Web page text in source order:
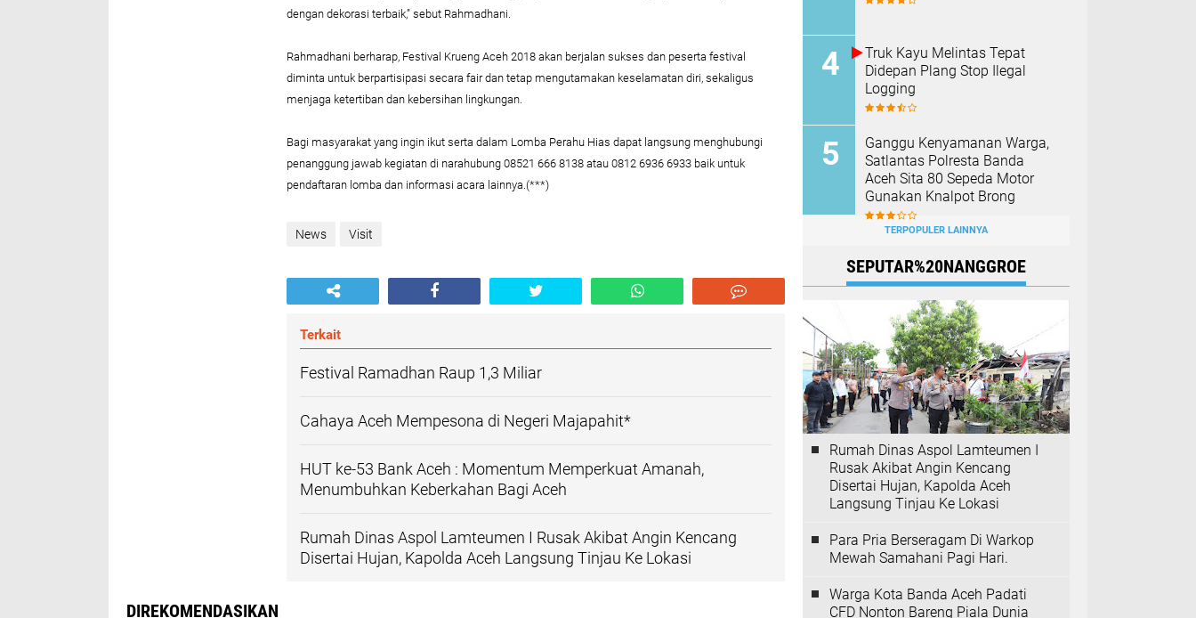
dengan dekorasi terbaik,” sebut Rahmadhani.
Rahmadhani berharap, Festival Krueng Aceh 2018 akan berjalan sukses dan peserta festival
diminta untuk berpartisipasi secara fair dan tetap mengutamakan keselamatan diri, sekaligus
menjaga ketertiban dan kebersihan lingkungan.
Bagi masyarakat yang ingin ikut serta dalam Lomba Perahu Hias dapat langsung menghubungi
penanggung jawab kegiatan di narahubung 08521 666 8138 atau 0812 6936 6933 baik untuk
pendaftaran lomba dan informasi acara lainnya.(***)
News Visit
Terkait
Festival Ramadhan Raup 1,3 Miliar
Cahaya Aceh Mempesona di Negeri Majapahit*
HUT ke-53 Bank Aceh : Momentum Memperkuat Amanah,
Menumbuhkan Keberkahan Bagi Aceh
Rumah Dinas Aspol Lamteumen I Rusak Akibat Angin Kencang
Disertai Hujan, Kapolda Aceh Langsung Tinjau Ke Lokasi
DIREKOMENDASIKAN
Truk Kayu Melintas Tepat
Didepan Plang Stop Ilegal
Logging
Ganggu Kenyamanan Warga,
Satlantas Polresta Banda
Aceh Sita 80 Sepeda Motor
Gunakan Knalpot Brong
TERPOPULER LAINNYA
SEPUTAR%20NANGGROE
Rumah Dinas Aspol Lamteumen I
Rusak Akibat Angin Kencang
Disertai Hujan, Kapolda Aceh
Langsung Tinjau Ke Lokasi
Para Pria Berseragam Di Warkop
Mewah Samahani Pagi Hari.
Warga Kota Banda Aceh Padati
CFD Nonton Bareng Piala Dunia